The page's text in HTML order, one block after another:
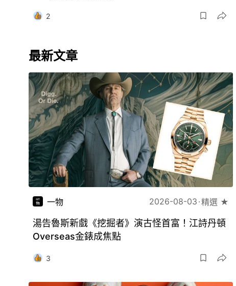
2
最新文章
一物 2026-08-03 精選 ★
湯告魯斯新戲《挖掘者》演古怪首富！江詩丹頓
Overseas金錶成焦點
3